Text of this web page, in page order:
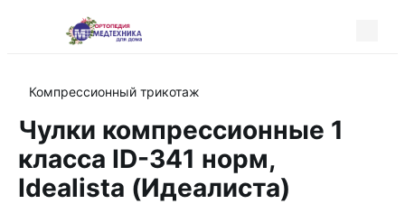
Компрессионный трикотаж
Чулки компрессионные 1
класса ID-341 норм,
Idealista (Идеалиста)